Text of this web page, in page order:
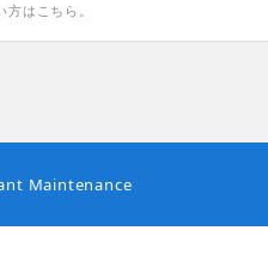
はこちら。
Maintenance